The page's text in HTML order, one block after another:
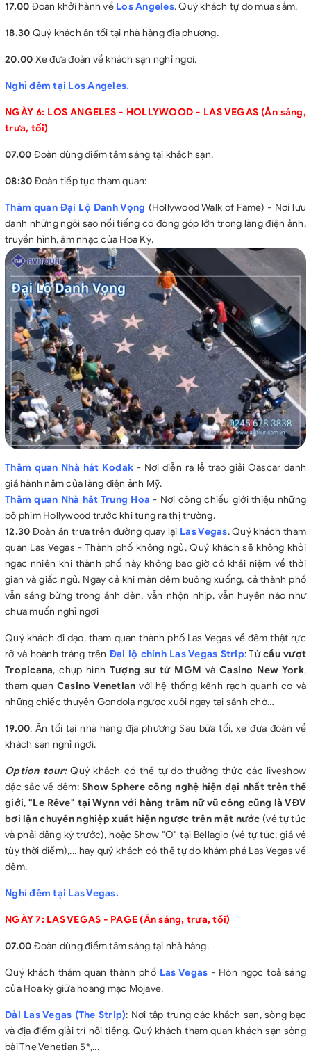
17.00 Đoàn khởi hành về Los Angeles. Quý khách tự do mua sắm.
18.30 Quý khách ăn tối tại nhà hàng địa phương.
20.00 Xe đưa đoàn về khách sạn nghỉ ngơi.
Nghỉ đêm tại Los Angeles.
NGÀY 6: LOS ANGELES - HOLLYWOOD - LAS VEGAS (Ăn sáng,
trưa, tối)
07.00 Đoàn dùng điểm tâm sáng tại khách sạn.
08:30 Đoàn tiếp tục tham quan:
Thăm quan Đại Lộ Danh Vọng (Hollywood Walk of Fame) - Nơi lưu
danh những ngôi sao nổi tiếng có đóng góp lớn trong làng điện ảnh,
truyền hình, âm nhạc của Hoa Kỳ.
Thăm quan Nhà hát Kodak - Nơi diễn ra lễ trao giải Oascar danh
giá hành năm của làng điện ảnh Mỹ.
Thăm quan Nhà hát Trung Hoa - Nơi công chiếu giới thiệu những
bộ phim Hollywood trước khi tung ra thị trường.
12.30 Đoàn ăn trưa trên đường quay lại Las Vegas. Quý khách tham
quan Las Vegas - Thành phố không ngủ, Quý khách sẽ không khỏi
ngạc nhiên khi thành phố này không bao giờ có khái niệm về thời
gian và giấc ngủ. Ngay cả khi màn đêm buông xuống, cả thành phố
vẫn sáng bừng trong ánh đèn, vẫn nhộn nhịp, vẫn huyên náo như
chưa muốn nghỉ ngơi
Quý khách đi dạo, tham quan thành phố Las Vegas về đêm thật rực
rỡ và hoành tráng trên Đại lộ chính Las Vegas Strip: Từcầu vượt
Tropicana, chụp hình Tượng sư tử MGM và Casino New York,
tham quan Casino Venetian với hệ thống kênh rạch quanh co và
những chiếc thuyền Gondola ngược xuôi ngay tại sảnh chờ…
19.00: Ăn tối tại nhà hàng địa phương Sau bữa tối, xe đưa đoàn về
khách sạn nghỉ ngơi.
Option tour:Quý khách có thể tự do thưởng thức các liveshow
đặc sắc về đêm: Show Sphere công nghệ hiện đại nhất trên thế
giới,"Le Rêve" tại Wynn với hàng trăm nữ vũ công cũng là VĐV
bơi lặn chuyên nghiệp xuất hiện ngược trên mặt nước (vé tự túc
và phải đăng ký trước), hoặc Show "O" tại Bellagio (vé tự túc, giá vé
tùy thời điểm),... hay quý khách có thể tự do khám phá Las Vegas về
đêm.
Nghỉ đêm tại Las Vegas.
NGÀY 7: LAS VEGAS - PAGE (Ăn sáng, trưa, tối)
07.00 Đoàn dùng điểm tâm sáng tại nhà hàng.
Quý khách thăm quan thành phốLas Vegas - Hòn ngọc toả sáng
của Hoa kỳ giữa hoang mạc Mojave.
Dải Las Vegas (The Strip): Nơi tập trung các khách sạn, sòng bạc
và địa điểm giải trí nổi tiếng. Quý khách tham quan khách sạn sòng
bài The Venetian 5*,...